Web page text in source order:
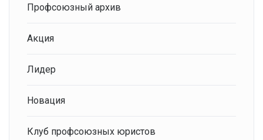
Профсоюзный архив
Акция
Лидер
Новация
Клуб профсоюзных юристов